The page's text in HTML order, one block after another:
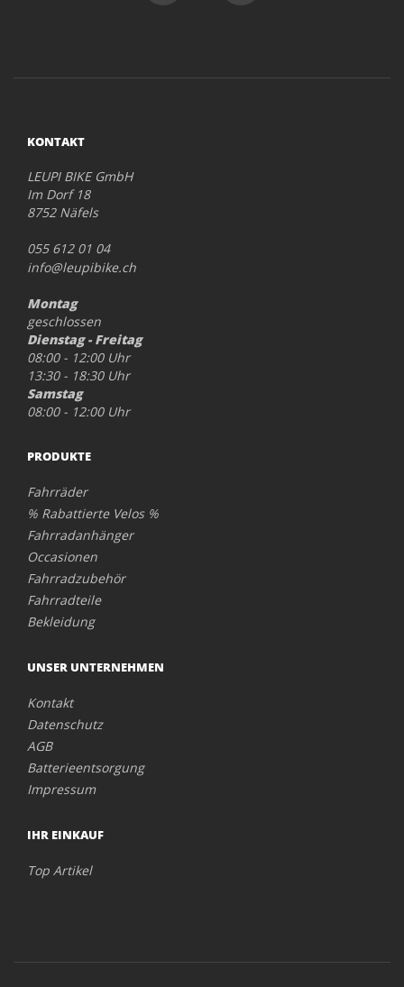
KONTAKT
LEUPI BIKE GmbH
Im Dorf 18
8752 Näfels
055 612 01 04
info@leupibike.ch
Montag
geschlossen
Dienstag - Freitag
08:00 - 12:00 Uhr
13:30 - 18:30 Uhr
Samstag
08:00 - 12:00 Uhr
PRODUKTE
Fahrräder
% Rabattierte Velos %
Fahrradanhänger
Occasionen
Fahrradzubehör
Fahrradteile
Bekleidung
UNSER UNTERNEHMEN
Kontakt
Datenschutz
AGB
Batterieentsorgung
Impressum
IHR EINKAUF
Top Artikel